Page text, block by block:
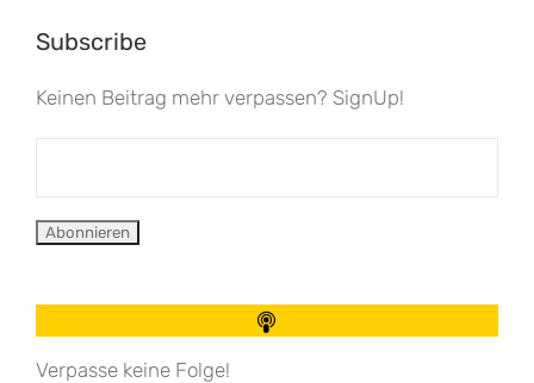
Subscribe
Keinen Beitrag mehr verpassen? SignUp!
Verpasse keine Folge!